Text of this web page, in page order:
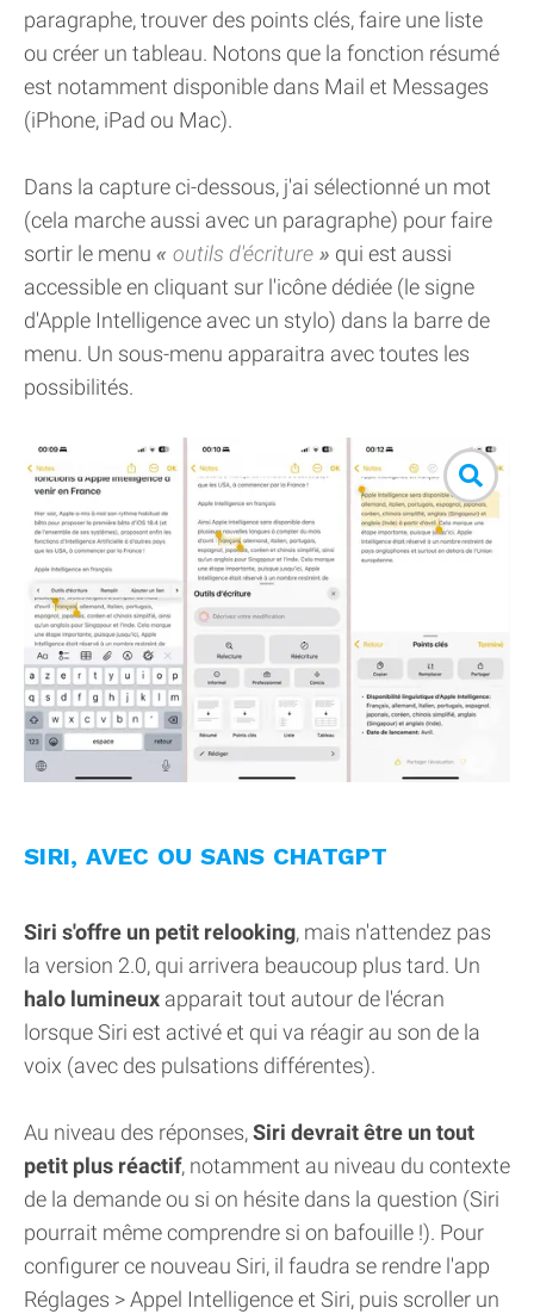
paragraphe, trouver des points clés, faire une liste
ou créer un tableau. Notons que la fonction résumé
est notamment disponible dans Mail et Messages
(iPhone, iPad ou Mac).
Dans la capture ci-dessous, j'ai sélectionné un mot
(cela marche aussi avec un paragraphe) pour faire
sortir le menu
outils d'écriture
qui est aussi
accessible en cliquant sur l'icône dédiée (le signe
d'Apple Intelligence avec un stylo) dans la barre de
menu. Un sous-menu apparaitra avec toutes les
possibilités.
SIRI, AVEC OU SANS CHATGPT
Siri s'offre un petit relooking, mais n'attendez pas
la version 2.0, qui arrivera beaucoup plus tard. Un
halo lumineux apparait tout autour de l'écran
lorsque Siri est activé et qui va réagir au son de la
voix (avec des pulsations différentes).
Au niveau des réponses,Siri devrait être un tout
petit plus réactif, notamment au niveau du contexte
de la demande ou si on hésite dans la question (Siri
pourrait même comprendre si on bafouille !). Pour
configurer ce nouveau Siri, il faudra se rendre l'app
Réglages > Appel Intelligence et Siri, puis scroller un